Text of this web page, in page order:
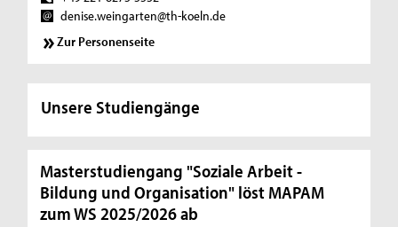
denise.weingarten@th-koeln.de
Zur Personenseite
Unsere Studiengänge
Masterstudiengang "Soziale Arbeit -
Bildung und Organisation" löst MAPAM
zum WS 2025/2026 ab